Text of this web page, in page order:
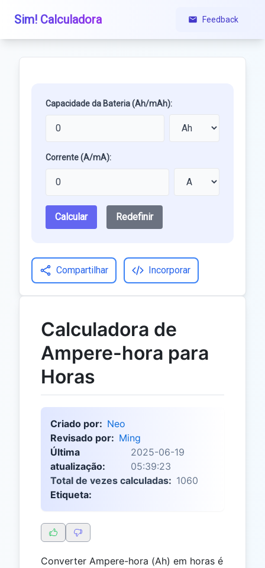
Sim! Calculadora Feedback
Capacidade da Bateria (Ah/mAh):
Corrente (A/mA):
Calcular Redefinir
Compartilhar Incorporar
Calculadora de
Ampere-hora para
Horas
Criado por: Neo
Revisado por: Ming
Última
atualização:
2025-06-19
05:39:23
Total de vezes calculadas: 1060
Etiqueta:
Converter Ampere-hora (Ah) em horas é